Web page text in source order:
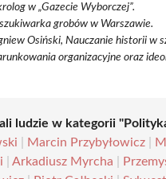
w „Gazecie Wyborczej”.
grobów w Warszawie.
Osiński, Nauczanie historii w
organizacyjne oraz
ludzie w kategorii
Marcin Przybyłowicz
|Arkadiusz Myrcha